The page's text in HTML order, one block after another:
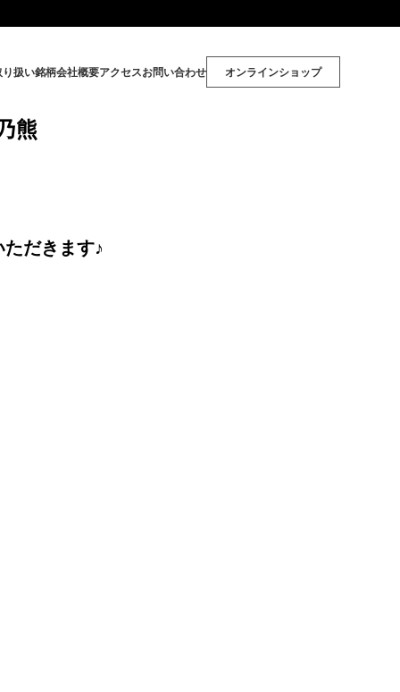
り扱い銘柄会社概要アクセスお問い合わせ オンラインショップ
熊
だきます♪